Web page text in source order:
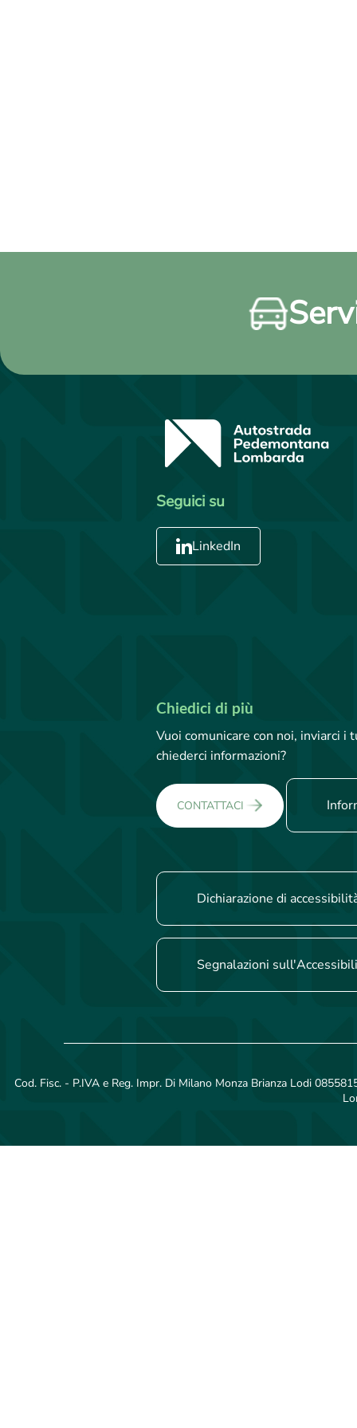
Seguici su
LinkedIn
Chiedici di più
Vuoi comunicare con noi, inviarci
chiederci informazioni?
CONTATTACI
Dichiarazione di
Segnalazioni
Cod. Fisc. - P.IVA e Reg. Impr. Di Milano Monza Brianza Lodi